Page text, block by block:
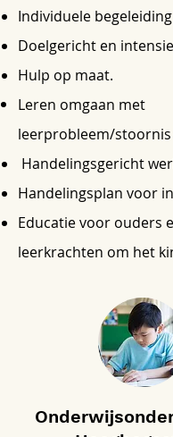
Individuele begeleiding
Doelgericht en
Hulp op maat.
Leren omgaan met
leerprobleem/stoornis
Handelingsgericht
Handelingsplan voor
Educatie voor ouders
leerkrachten om het